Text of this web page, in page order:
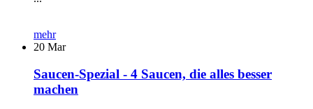
mehr
20 Mar
Saucen-Spezial - 4 Saucen, die alles besser
machen